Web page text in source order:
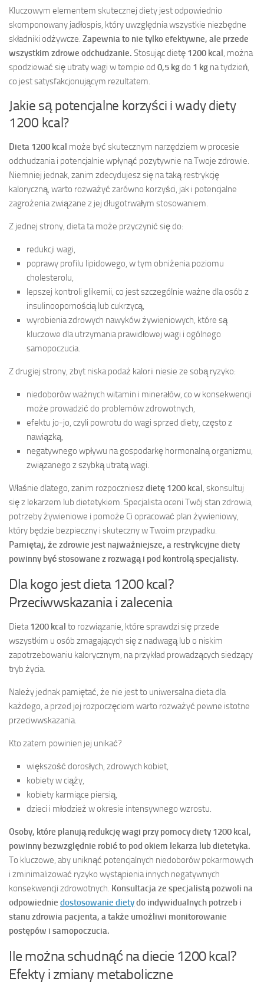
Kluczowym elementem skutecznej diety jest odpowiednio
skomponowany jadłospis, który uwzględnia wszystkie niezbędne
składniki odżywcze. Zapewnia to nie tylko efektywne, ale przede
wszystkim zdrowe odchudzanie. Stosując dietę 1200 kcal, można
spodziewać się utraty wagi w tempie od 0,5 kgdo 1 kg na tydzień,
co jest satysfakcjonującym rezultatem.
Jakie są potencjalne korzyści i wady diety
1200 kcal?
Dieta 1200 kcal może być skutecznym narzędziem w procesie
odchudzania i potencjalnie wpłynąć pozytywnie na Twoje zdrowie.
Niemniej jednak, zanim zdecydujesz się na taką restrykcję
kaloryczną, warto rozważyć zarówno korzyści, jak i potencjalne
zagrożenia związane z jej długotrwałym stosowaniem.
Z jednej strony, dieta ta może przyczynić się do:
redukcji wagi,
poprawy profilu lipidowego, w tym obniżenia poziomu
cholesterolu,
lepszej kontroli glikemii, co jest szczególnie ważne dla osób z
insulinoopornością lub cukrzycą,
wyrobienia zdrowych nawyków żywieniowych, które są
kluczowe dla utrzymania prawidłowej wagi i ogólnego
samopoczucia.
Z drugiej strony, zbyt niska podaż kalorii niesie ze sobą ryzyko:
niedoborów ważnych witamin i minerałów, co w konsekwencji
może prowadzić do problemów zdrowotnych,
efektu jo-jo, czyli powrotu do wagi sprzed diety, często z
nawiązką,
negatywnego wpływu na gospodarkę hormonalną organizmu,
związanego z szybką utratą wagi.
Właśnie dlatego, zanim rozpocznieszdietę 1200 kcal, skonsultuj
się z lekarzem lub dietetykiem. Specjalista oceni Twój stan zdrowia,
potrzeby żywieniowe i pomoże Ci opracować plan żywieniowy,
który będzie bezpieczny i skuteczny w Twoim przypadku.
Pamiętaj, że zdrowie jest najważniejsze, a restrykcyjne diety
powinny być stosowane z rozwagą i pod kontrolą specjalisty.
Dla kogo jest dieta 1200 kcal?
Przeciwwskazania i zalecenia
Dieta1200 kcal to rozwiązanie, które sprawdzi się przede
wszystkim u osób zmagających się z nadwagą lub o niskim
zapotrzebowaniu kalorycznym, na przykład prowadzących siedzący
tryb życia.
Należy jednak pamiętać, że nie jest to uniwersalna dieta dla
każdego, a przed jej rozpoczęciem warto rozważyć pewne istotne
przeciwwskazania.
Kto zatem powinien jej unikać?
większość dorosłych, zdrowych kobiet,
kobiety w ciąży,
kobiety karmiące piersią,
dzieci i młodzież w okresie intensywnego wzrostu.
Osoby, które planują redukcję wagi przy pomocy diety 1200 kcal,
powinny bezwzględnie robić to pod okiem lekarza lub dietetyka.
To kluczowe, aby uniknąć potencjalnych niedoborów pokarmowych
i zminimalizować ryzyko wystąpienia innych negatywnych
konsekwencji zdrowotnych. Konsultacja ze specjalistą pozwoli na
odpowiednie dostosowanie dietydo indywidualnych potrzeb i
stanu zdrowia pacjenta, a także umożliwi monitorowanie
postępów i samopoczucia.
Ile można schudnąć na diecie 1200 kcal?
Efekty i zmiany metaboliczne